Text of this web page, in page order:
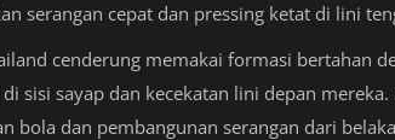
serangan cepat dan pressing ketat di lini
cenderung memakai formasi bertahan
di sisi sayap dan kecekatan lini depan
bola dan pembangunan serangan dari